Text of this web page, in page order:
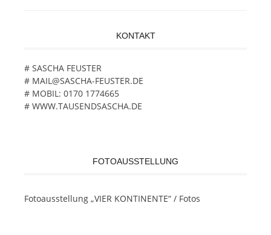
KONTAKT
# SASCHA FEUSTER
# MAIL@SASCHA-FEUSTER.DE
# MOBIL: 0170 1774665
# WWW.TAUSENDSASCHA.DE
FOTOAUSSTELLUNG
Fotoausstellung „VIER KONTINENTE“ / Fotos